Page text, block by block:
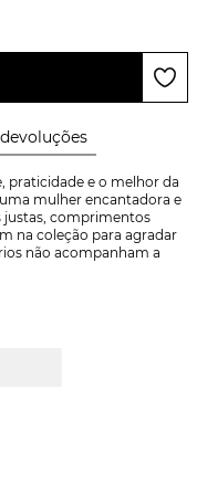
praticidade e o melhor da
mulher encantadora e
justas, comprimentos
na coleção para agradar
não acompanham a